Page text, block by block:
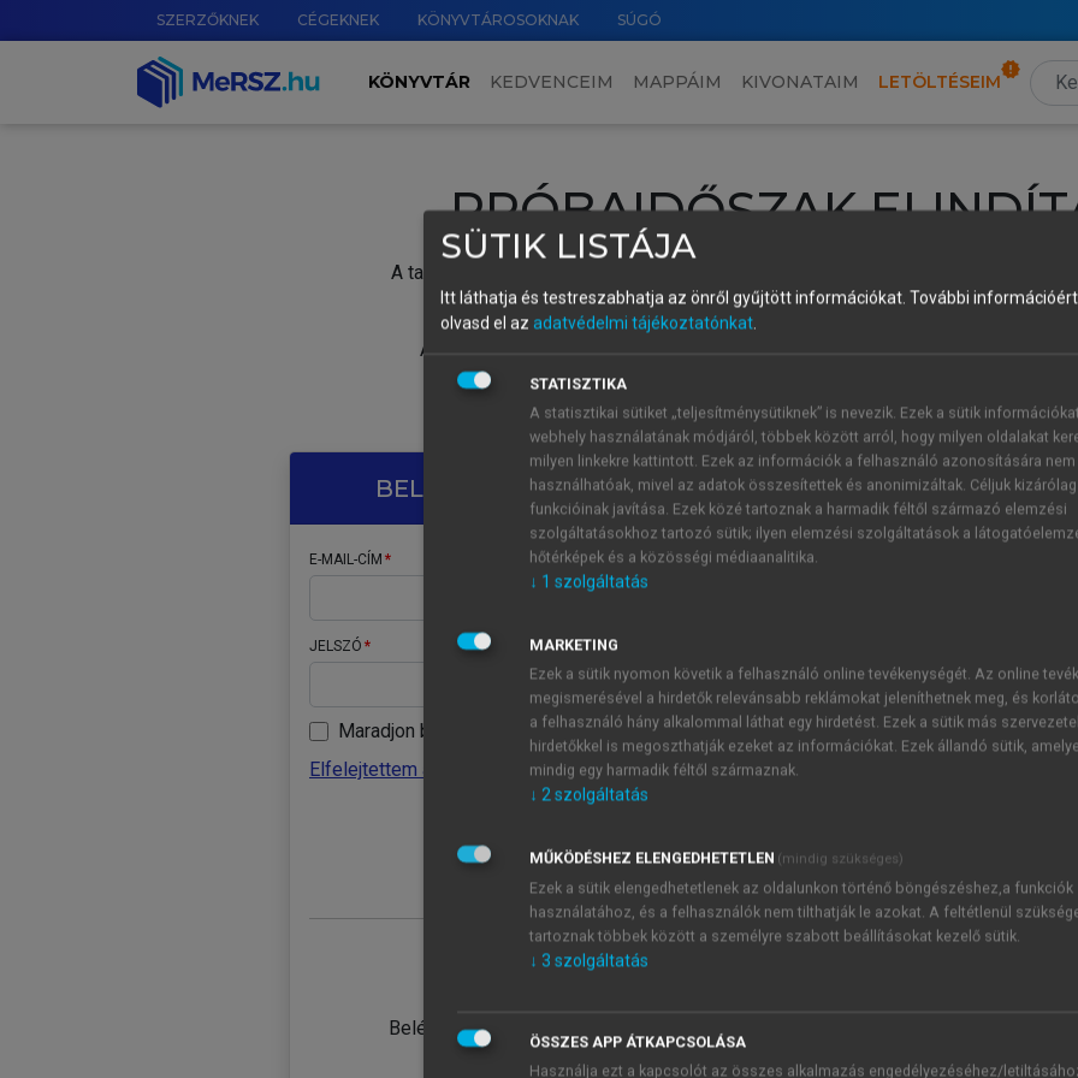
SZERZŐKNEK CÉGEKNEK KÖNYVTÁROSOKNAK SÚGÓ
KÖNYVTÁR KEDVENCEIM MAPPÁIM KIVONATAIM LETÖLTÉSEIM
PRÓBAIDŐSZAK
A tartalom megtekintéséhez lépj be a saját fiókoddal, iskolai azonosítóddal vagy
Új felhasználóként1 óra díjmentes hozzáférésrevagy
A próbaidőszak elindításához,
vagy hozz
A regisztráció után a
BELÉPÉS SAJÁT FIÓKKAL
E-MAIL-CÍM
JELSZÓ
Maradjon belépve
Elfelejtettem a jelszavamat
Belépés intézményi azonosítóval
ÚJ FIÓK
1 óra
JELSZÓ
Kérek értesítést a MeRSZ
Kérek értesítést az
SÜTIK LISTÁJA
Itt láthatja és testreszabhatja az önről gyűjtött információkat. További
olvasd el az adatvédelmi tájékoztatónkat.
STATISZTIKA
A statisztikai sütiket „teljesítménysütiknek” is nevezik. Ezek a sütik
webhely használatának módjáról, többek között arról, hogy milyen oldalakat
milyen linkekre kattintott. Ezek az információk a felhasználó azonosítására nem
használhatóak, mivel az adatok összesítettek és anonimizáltak. Céljuk
funkcióinak javítása. Ezek közé tartoznak a harmadik féltől származó elemzési
szolgáltatásokhoz tartozó sütik; ilyen elemzési szolgáltatások a
hőtérképek és a közösségi médiaanalitika.
↓ 1 szolgáltatás
MARKETING
Ezek a sütik nyomon követik a felhasználó online tevékenységét. Az online
megismerésével a hirdetők relevánsabb reklámokat jeleníthetnek meg, és
a felhasználó hány alkalommal láthat egy hirdetést. Ezek a sütik más
hirdetőkkel is megoszthatják ezeket az információkat. Ezek állandó sütik,
mindig egy harmadik féltől származnak.
↓ 2szolgáltatás
MŰKÖDÉSHEZ ELENGEDHETETLEN (mindig szükséges)
Ezek a sütik elengedhetetlenek az oldalunkon történő böngészéshez,a funkciók
használatához, és a felhasználók nem tilthatják le azokat. A feltétlenül
tartoznak többek között a személyre szabott beállításokat kezelő sütik.
↓ 3 szolgáltatás
ÖSSZES APP ÁTKAPCSOLÁSA
Használja ezt a kapcsolót az összes alkalmazás engedélyezéséhez/